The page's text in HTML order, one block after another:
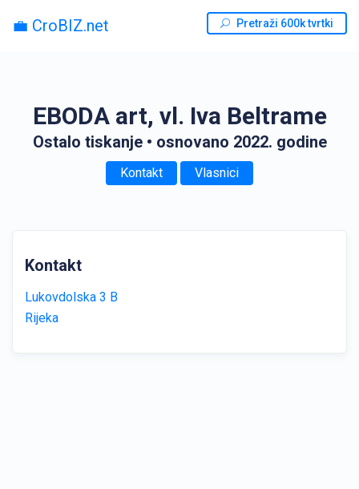
💼 CroBIZ.net Pretraži 600k tvrtki
EBODA art, vl. Iva Beltrame
Ostalo tiskanje • osnovano 2022. godine
Kontakt Vlasnici
Kontakt
Lukovdolska 3 B
Rijeka